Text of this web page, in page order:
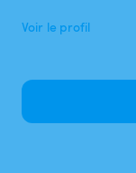
Voir le profil